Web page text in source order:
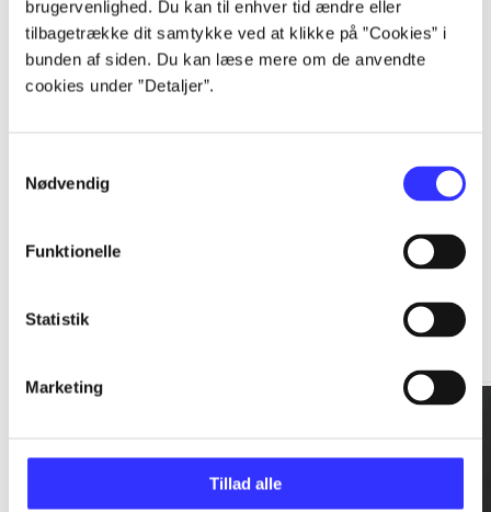
brugervenlighed. Du kan til enhver tid ændre eller
tilbagetrække dit samtykke ved at klikke på ”Cookies” i
bunden af siden. Du kan læse mere om de anvendte
cookies under ”Detaljer”.
Nødvendig
Funktionelle
Statistik
Marketing
Tillad alle
...